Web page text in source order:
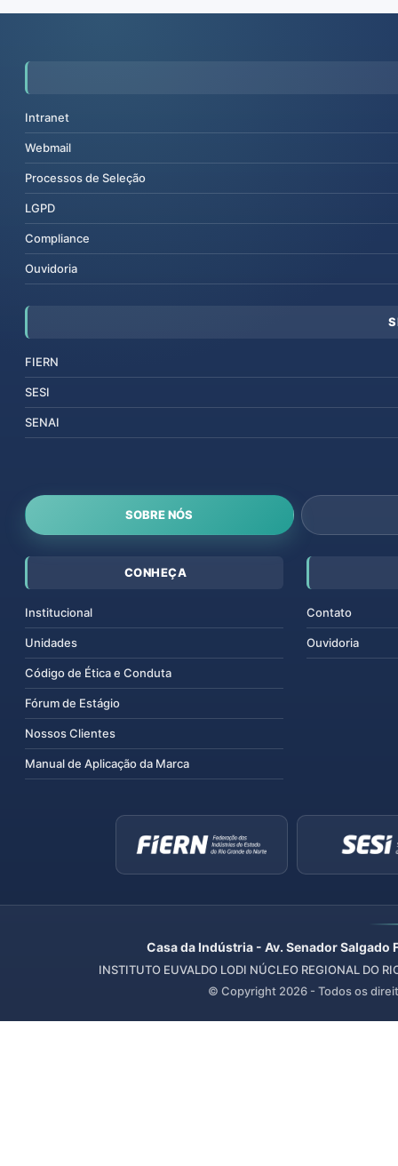
Intranet
Webmail
Processos de Seleção
LGPD
Compliance
Ouvidoria
FIERN
SESI
SENAI
SOBRE NÓS
CONHEÇA
Institucional
Unidades
Código de Ética e Conduta
Fórum de Estágio
Nossos Clientes
Manual de Aplicação da Marca
Contato
Ouvidoria
Casa da Indústria - Av. Senador
INSTITUTO EUVALDO LODI NÚCLEO REGIONAL DO
© Copyright 2026 - Todos os